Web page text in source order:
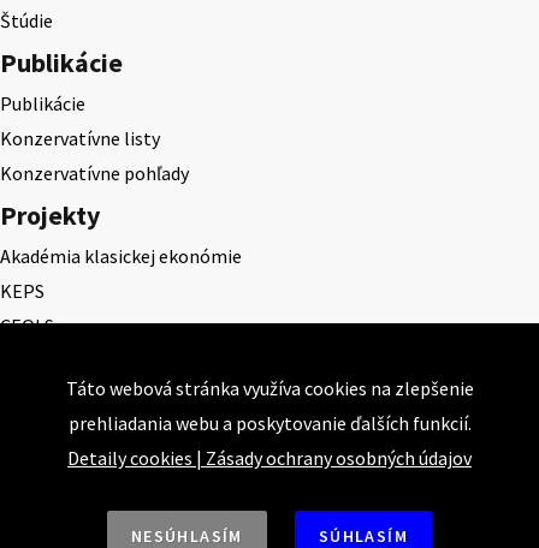
Štúdie
Publikácie
Publikácie
Konzervatívne listy
Konzervatívne pohľady
Projekty
Akadémia klasickej ekonómie
KEPS
CEQLS
Cena Ernesta Valka
Študentská esej
Deň daňového odbremenenia
Táto webová stránka využíva cookies na zlepšenie
prehliadania webu a poskytovanie ďalších funkcií.
Detaily cookies | Zásady ochrany osobných údajov
NESÚHLASÍM SÚHLASÍM